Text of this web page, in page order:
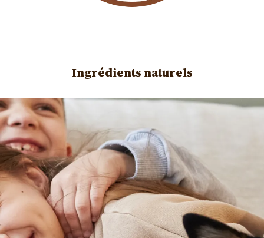
Ingrédients naturels